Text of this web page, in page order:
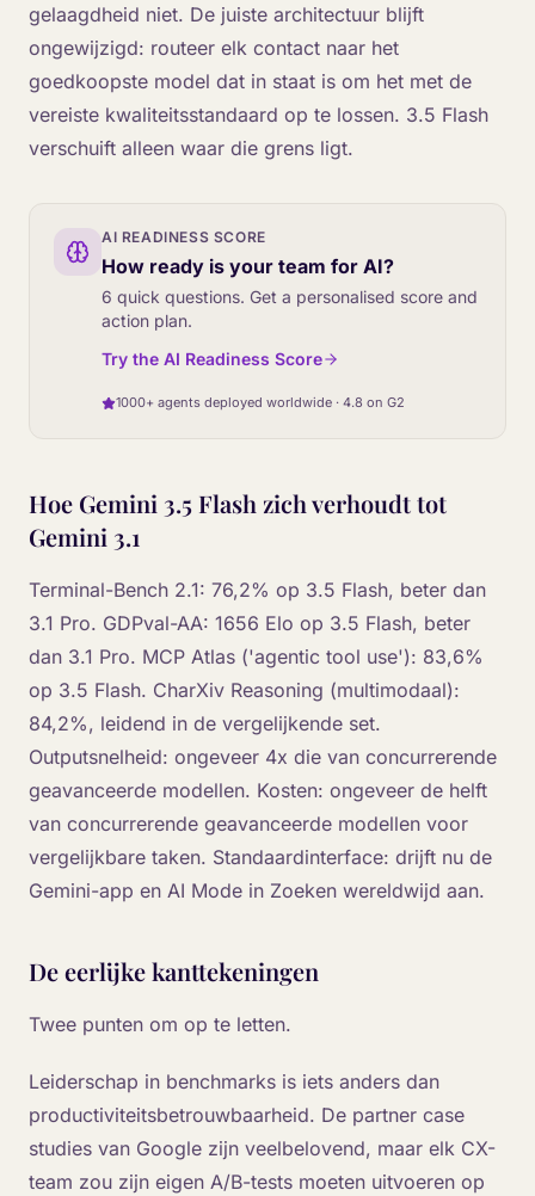
gelaagdheid niet. De juiste architectuur blijft
ongewijzigd: routeer elk contact naar het
goedkoopste model dat in staat is om het met de
vereiste kwaliteitsstandaard op te lossen. 3.5 Flash
verschuift alleen waar die grens ligt.
AI READINESS SCORE
How ready is your team for AI?
6 quick questions. Get a personalised score and
action plan.
Try the AI Readiness Score
1000+ agents deployed worldwide · 4.8 on G2
Hoe Gemini 3.5 Flash zich verhoudt tot
Gemini 3.1
Terminal-Bench 2.1: 76,2% op 3.5 Flash, beter dan
3.1 Pro. GDPval-AA: 1656 Elo op 3.5 Flash, beter
dan 3.1 Pro. MCP Atlas ('agentic tool use'): 83,6%
op 3.5 Flash. CharXiv Reasoning (multimodaal):
84,2%, leidend in de vergelijkende set.
Outputsnelheid: ongeveer 4x die van concurrerende
geavanceerde modellen. Kosten: ongeveer de helft
van concurrerende geavanceerde modellen voor
vergelijkbare taken. Standaardinterface: drijft nu de
Gemini-app en AI Mode in Zoeken wereldwijd aan.
De eerlijke kanttekeningen
Twee punten om op te letten.
Leiderschap in benchmarks is iets anders dan
productiviteitsbetrouwbaarheid. De partner case
studies van Google zijn veelbelovend, maar elk CX-
team zou zijn eigen A/B-tests moeten uitvoeren op